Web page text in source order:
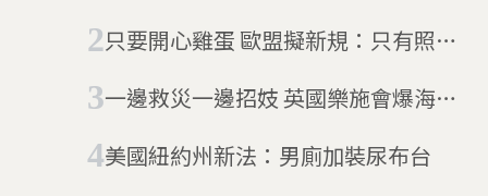
只要開心雞蛋 歐盟擬新規：只有照標
一邊救災一邊招妓 英國樂施會爆海地
美國紐約州新法：男廁加裝尿布台